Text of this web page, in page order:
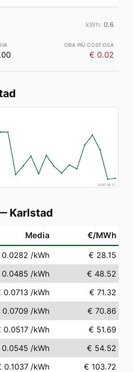
0.6
€ 0.02
2026-08-07
Karlstad
Media €/MWh
/kWh
€ 28.15
/kWh
€ 48.52
0.0713 /kWh
€ 71.32
0.0709 /kWh
€ 70.86
0.0517 /kWh
€ 51.69
/kWh
€ 54.52
0.1037 /kWh
€ 103.72